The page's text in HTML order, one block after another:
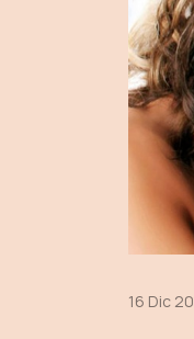
16 Dic